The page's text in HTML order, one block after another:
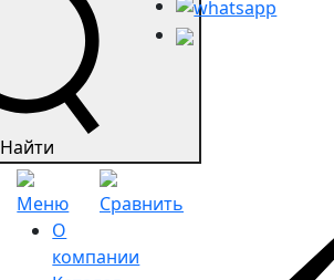
Найти
Меню
О
компании
Сравнить